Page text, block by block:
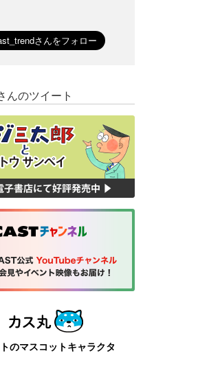
んのツイート
のマスコットキャラクタ